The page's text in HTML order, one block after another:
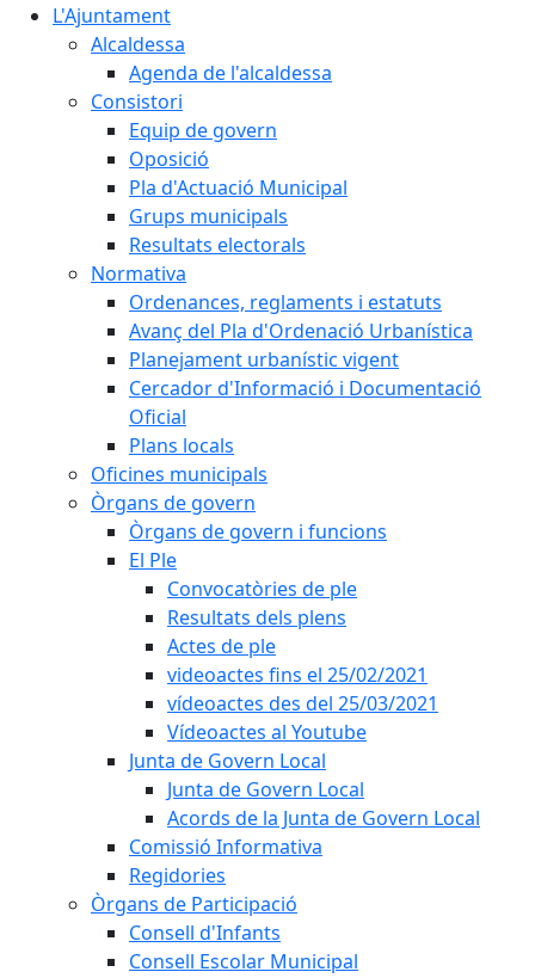
L'Ajuntament
Alcaldessa
Agenda de l'alcaldessa
Consistori
Equip de govern
Oposició
Pla d'Actuació Municipal
Grups municipals
Resultats electorals
Normativa
Ordenances, reglaments i estatuts
Avanç del Pla d'Ordenació Urbanística
Planejament urbanístic vigent
Cercador d'Informació i Documentació
Oficial
Plans locals
Oficines municipals
Òrgans de govern
Òrgans de govern i funcions
El Ple
Convocatòries de ple
Resultats dels plens
Actes de ple
videoactes fins el 25/02/2021
vídeoactes des del 25/03/2021
Vídeoactes al Youtube
Junta de Govern Local
Junta de Govern Local
Acords de la Junta de Govern Local
Comissió Informativa
Regidories
Òrgans de Participació
Consell d'Infants
Consell Escolar Municipal